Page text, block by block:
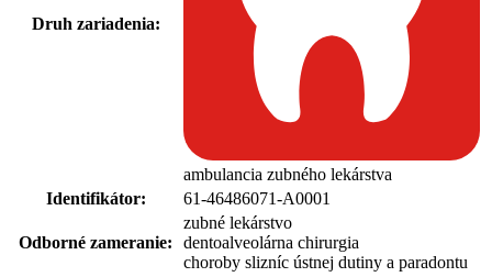
Druh zariadenia:
ambulancia zubného lekárstva
Identifikátor:
61-46486071-A0001
Odborné zameranie:
zubné lekárstvo
dentoalveolárna chirurgia
choroby slizníc ústnej dutiny a paradontu